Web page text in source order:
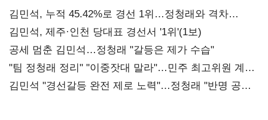
김민석, 누적 45.42%로 경선 1위…정청래와 격차
0.86%p(2보)
김민석, 제주·인천 당대표 경선서 '1위'(1보)
공세 멈춘 김민석…정청래 "갈등은 제가 수습"
"팀 정청래 정리" "이중잣대 말라"…민주 최고위원 계파
다툼 격화
김민석 "경선갈등 완전 제로 노력"…정청래 "반명 공세